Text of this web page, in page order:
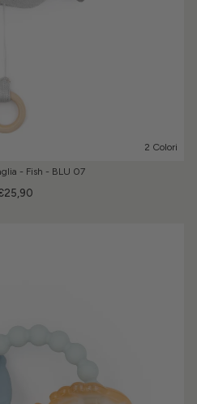
2 Colori
- Fish - BLU 07